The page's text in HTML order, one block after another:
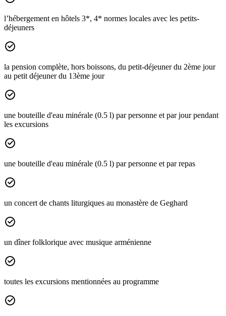
l’hébergement en hôtels 3*, 4* normes locales avec les petits-
déjeuners
la pension complète, hors boissons, du petit-déjeuner du 2ème jour
au petit déjeuner du 13ème jour
une bouteille d'eau minérale (0.5 l) par personne et par jour pendant
les excursions
une bouteille d'eau minérale (0.5 l) par personne et par repas
un concert de chants liturgiques au monastère de Geghard
un dîner folklorique avec musique arménienne
toutes les excursions mentionnées au programme